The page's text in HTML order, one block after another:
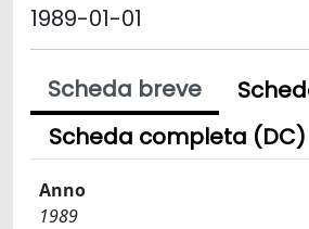
1989-01-01
Scheda breve
Scheda completa (DC)
Anno
1989